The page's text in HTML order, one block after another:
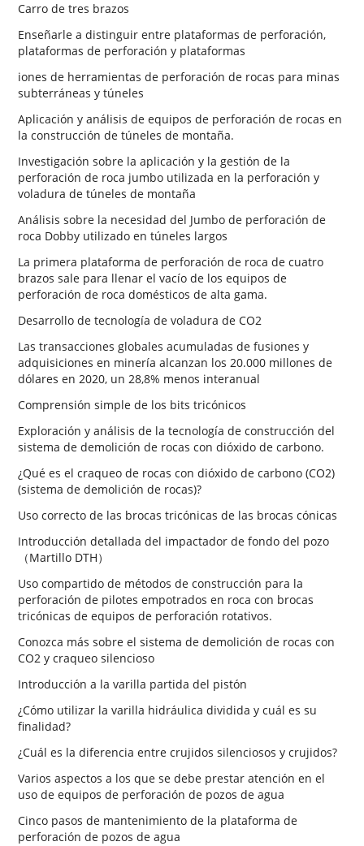
Carro de tres brazos
Enseñarle a distinguir entre plataformas de perforación,
plataformas de perforación y plataformas
iones de herramientas de perforación de rocas para minas
subterráneas y túneles
Aplicación y análisis de equipos de perforación de rocas en
la construcción de túneles de montaña.
Investigación sobre la aplicación y la gestión de la
perforación de roca jumbo utilizada en la perforación y
voladura de túneles de montaña
Análisis sobre la necesidad del Jumbo de perforación de
roca Dobby utilizado en túneles largos
La primera plataforma de perforación de roca de cuatro
brazos sale para llenar el vacío de los equipos de
perforación de roca domésticos de alta gama.
Desarrollo de tecnología de voladura de CO2
Las transacciones globales acumuladas de fusiones y
adquisiciones en minería alcanzan los 20.000 millones de
dólares en 2020, un 28,8% menos interanual
Comprensión simple de los bits tricónicos
Exploración y análisis de la tecnología de construcción del
sistema de demolición de rocas con dióxido de carbono.
¿Qué es el craqueo de rocas con dióxido de carbono (CO2)
(sistema de demolición de rocas)?
Uso correcto de las brocas tricónicas de las brocas cónicas
Introducción detallada del impactador de fondo del pozo
（Martillo DTH）
Uso compartido de métodos de construcción para la
perforación de pilotes empotrados en roca con brocas
tricónicas de equipos de perforación rotativos.
Conozca más sobre el sistema de demolición de rocas con
CO2 y craqueo silencioso
Introducción a la varilla partida del pistón
¿Cómo utilizar la varilla hidráulica dividida y cuál es su
finalidad?
¿Cuál es la diferencia entre crujidos silenciosos y crujidos?
Varios aspectos a los que se debe prestar atención en el
uso de equipos de perforación de pozos de agua
Cinco pasos de mantenimiento de la plataforma de
perforación de pozos de agua